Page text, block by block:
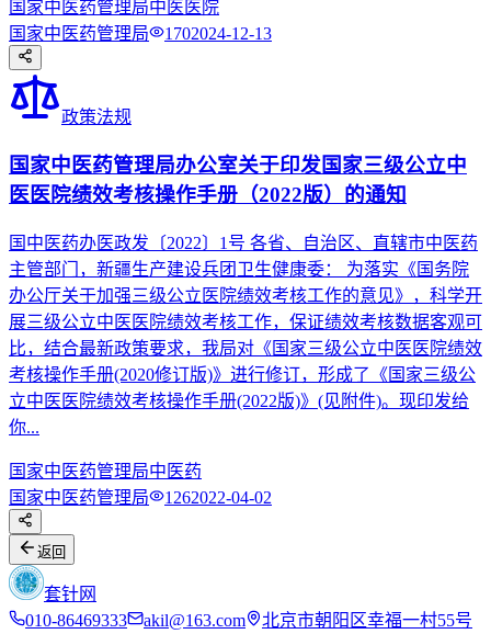
国家中医药管理局中医医院
国家中医药管理局
1702024-12-13
政策法规
国家中医药管理局办公室关于印发国家三级公立中
医医院绩效考核操作手册（2022版）的通知
国中医药办医政发〔2022〕1号 各省、自治区、直辖市中医药
主管部门，新疆生产建设兵团卫生健康委： 为落实《国务院
办公厅关于加强三级公立医院绩效考核工作的意见》，科学开
展三级公立中医医院绩效考核工作，保证绩效考核数据客观可
比，结合最新政策要求，我局对《国家三级公立中医医院绩效
考核操作手册(2020修订版)》进行修订，形成了《国家三级公
立中医医院绩效考核操作手册(2022版)》(见附件)。现印发给
你...
国家中医药管理局中医药
国家中医药管理局
1262022-04-02
返回
套针网
010-86469333
akil@163.com
北京市朝阳区幸福一村55号